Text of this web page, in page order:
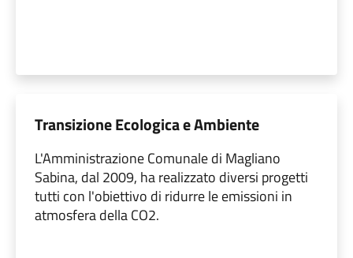
Transizione Ecologica e Ambiente
L'Amministrazione Comunale di Magliano
Sabina, dal 2009, ha realizzato diversi progetti
tutti con l'obiettivo di ridurre le emissioni in
atmosfera della CO2.